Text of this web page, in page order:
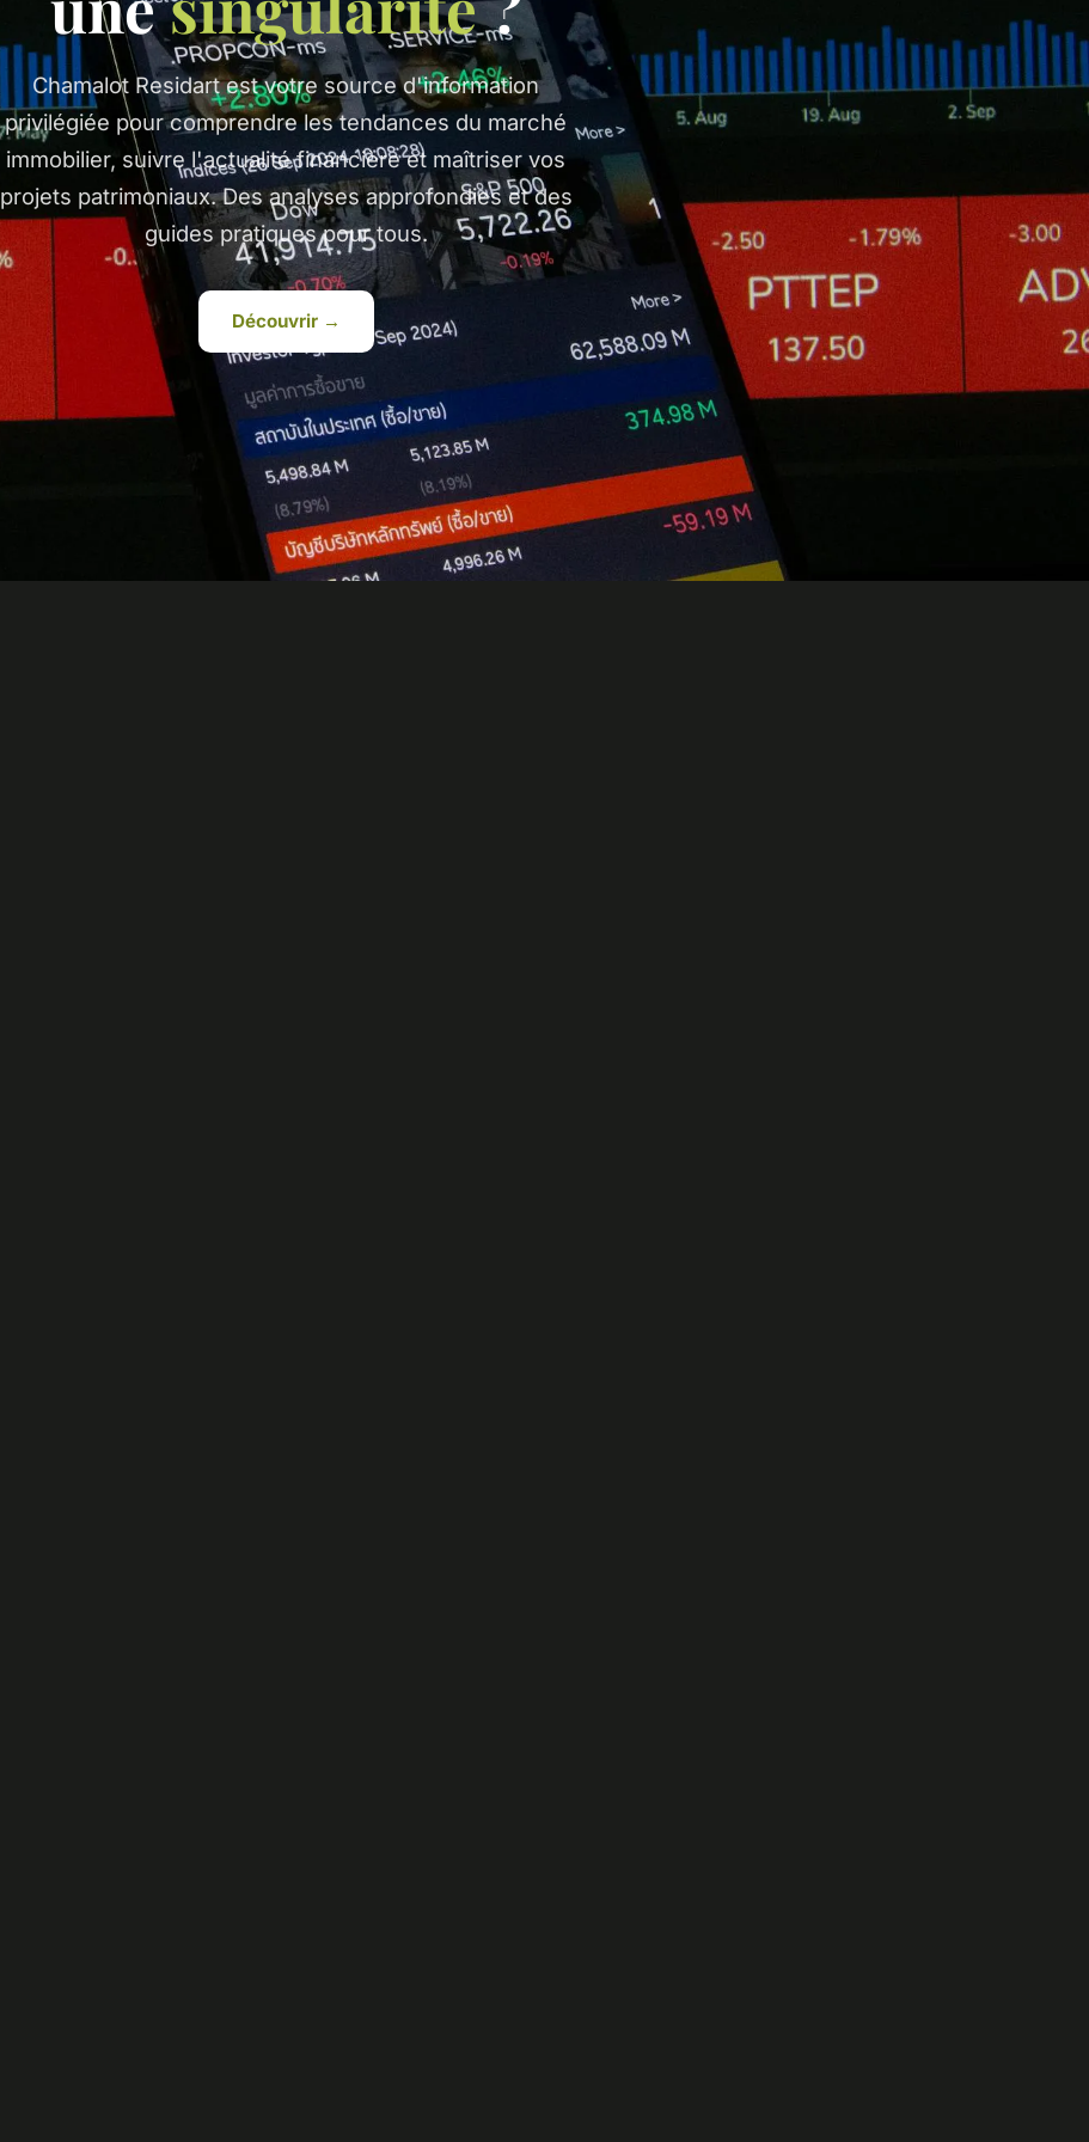
Chamalot Residart est votre source d'information
privilégiée pour comprendre les tendances du marché
immobilier, suivre l'actualité financière et maîtriser vos
projets patrimoniaux. Des analyses approfondies et des
guides pratiques pour tous.
Découvrir →